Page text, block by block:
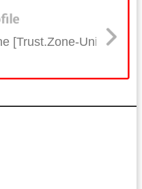
[Trust.Zone-United-